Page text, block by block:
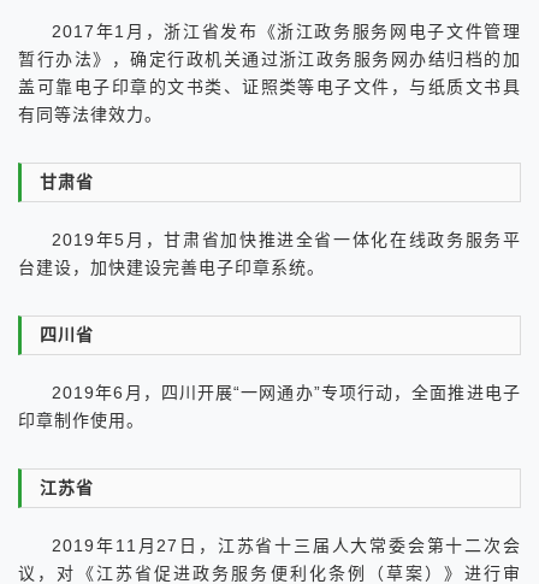
2017年1月，浙江省发布《浙江政务服务网电子文件管理
暂行办法》，确定行政机关通过浙江政务服务网办结归档的加
盖可靠电子印章的文书类、证照类等电子文件，与纸质文书具
有同等法律效力。
甘肃省
2019年5月，甘肃省加快推进全省一体化在线政务服务平
台建设，加快建设完善电子印章系统。
四川省
2019年6月，四川开展“一网通办”专项行动，全面推进电子
印章制作使用。
江苏省
2019年11月27日，江苏省十三届人大常委会第十二次会
议，对《江苏省促进政务服务便利化条例（草案）》进行审